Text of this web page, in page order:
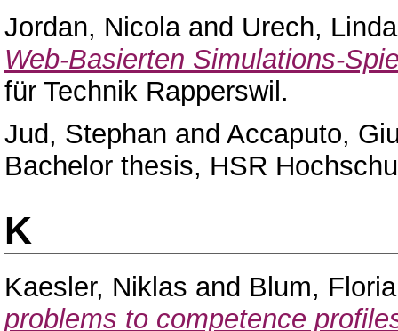
Jordan, Nicolaand Urech, Linda
Web-Basierten Simulations-
für Technik Rapperswil.
Jud, Stephan and Accaputo,
Bachelor thesis, HSR
K
Kaesler, Niklas and Blum,
problems to competence